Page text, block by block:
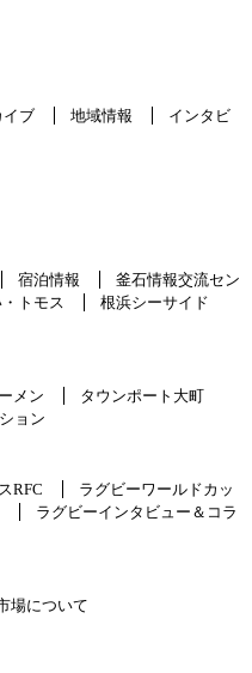
イブ 地域情報
インタビ
宿泊情報
釜石情報交流セン
トモス
根浜シーサイド
メン
タウンポート大町
ョン
RFC
ラグビーワールドカッ
ラグビーインタビュー＆コラ
場について